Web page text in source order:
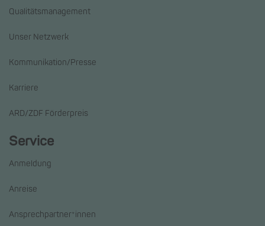
Qualitätsmanagement
Unser Netzwerk
Kommunikation/Presse
Karriere
ARD/ZDF Förderpreis
Service
Anmeldung
Anreise
Ansprechpartner*innen